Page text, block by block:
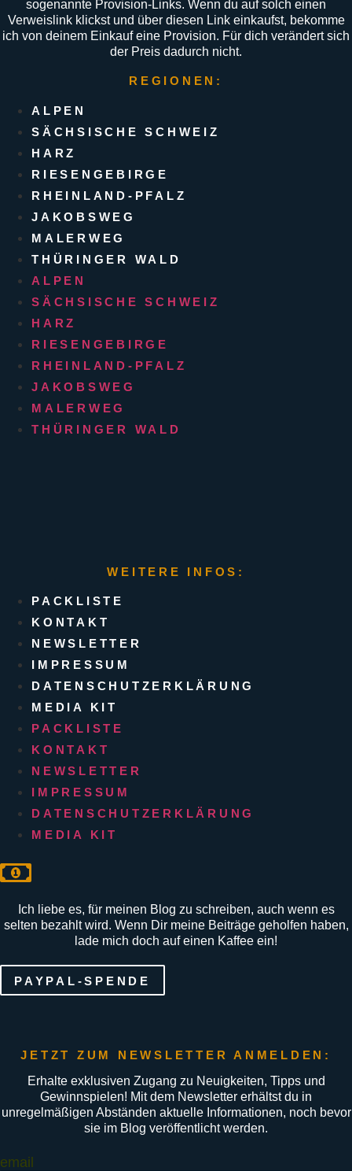
sogenannte Provision-Links. Wenn du auf solch einen
Verweislink klickst und über diesen Link einkaufst, bekomme
ich von deinem Einkauf eine Provision. Für dich verändert sich
der Preis dadurch nicht.
REGIONEN:
ALPEN
SÄCHSISCHE SCHWEIZ
HARZ
RIESENGEBIRGE
RHEINLAND-PFALZ
JAKOBSWEG
MALERWEG
THÜRINGER WALD
ALPEN
SÄCHSISCHE SCHWEIZ
HARZ
RIESENGEBIRGE
RHEINLAND-PFALZ
JAKOBSWEG
MALERWEG
THÜRINGER WALD
WEITERE INFOS:
PACKLISTE
KONTAKT
NEWSLETTER
IMPRESSUM
DATENSCHUTZERKLÄRUNG
MEDIA KIT
PACKLISTE
KONTAKT
NEWSLETTER
IMPRESSUM
DATENSCHUTZERKLÄRUNG
MEDIA KIT
Ich liebe es, für meinen Blog zu schreiben, auch wenn es
selten bezahlt wird. Wenn Dir meine Beiträge geholfen haben,
lade mich doch auf einen Kaffee ein!
PAYPAL-SPENDE
JETZT ZUM NEWSLETTER ANMELDEN:
Erhalte exklusiven Zugang zu Neuigkeiten, Tipps und
Gewinnspielen! Mit dem Newsletter erhältst du in
unregelmäßigen Abständen aktuelle Informationen, noch bevor
sie im Blog veröffentlicht werden.
email